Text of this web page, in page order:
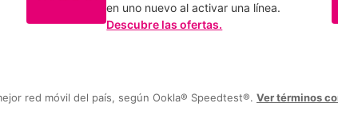
en uno nuevo al activar una línea.
Descubre las ofertas.
red móvil del país, según Ookla® Speedtest®. Ver términos